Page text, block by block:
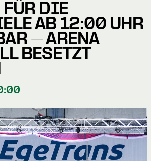
DIE
AB 12:00 UHR
– ARENA
BESETZT